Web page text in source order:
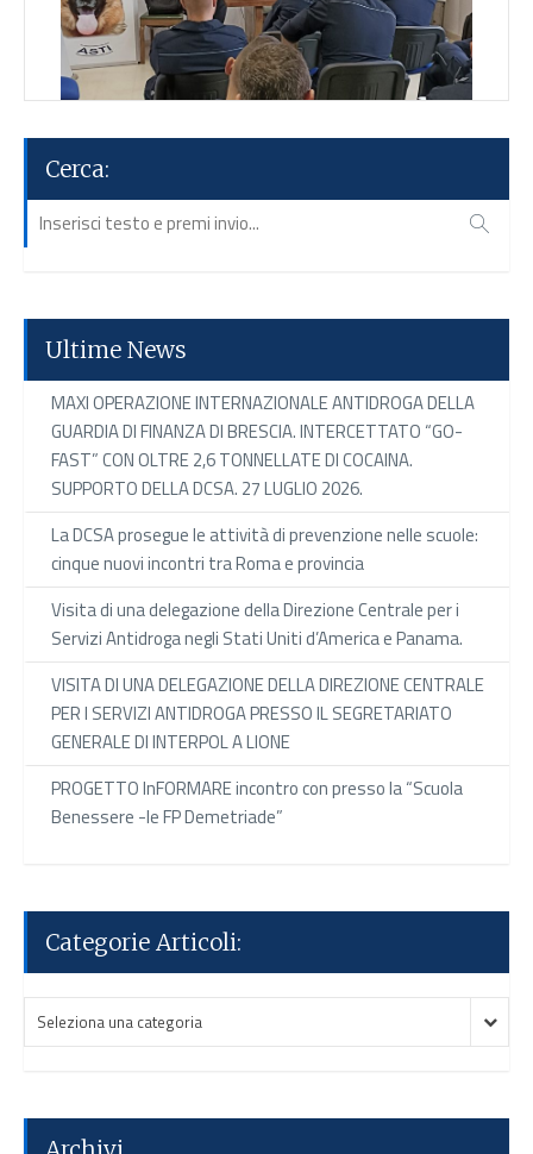
Cerca:
Ultime News
MAXI OPERAZIONE INTERNAZIONALE ANTIDROGA DELLA
GUARDIA DI FINANZA DI BRESCIA. INTERCETTATO “GO-
FAST” CON OLTRE 2,6 TONNELLATE DI COCAINA.
SUPPORTO DELLA DCSA. 27 LUGLIO 2026.
La DCSA prosegue le attività di prevenzione nelle scuole:
cinque nuovi incontri tra Roma e provincia
Visita di una delegazione della Direzione Centrale per i
Servizi Antidroga negli Stati Uniti d’America e Panama.
VISITA DI UNA DELEGAZIONE DELLA DIREZIONE CENTRALE
PER I SERVIZI ANTIDROGA PRESSO IL SEGRETARIATO
GENERALE DI INTERPOL A LIONE
PROGETTO InFORMARE incontro con presso la “Scuola
Benessere -le FP Demetriade”
Categorie Articoli:
Articoli:
Seleziona una categoria
Categorie